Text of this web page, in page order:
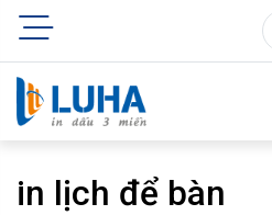
in lịch để bàn